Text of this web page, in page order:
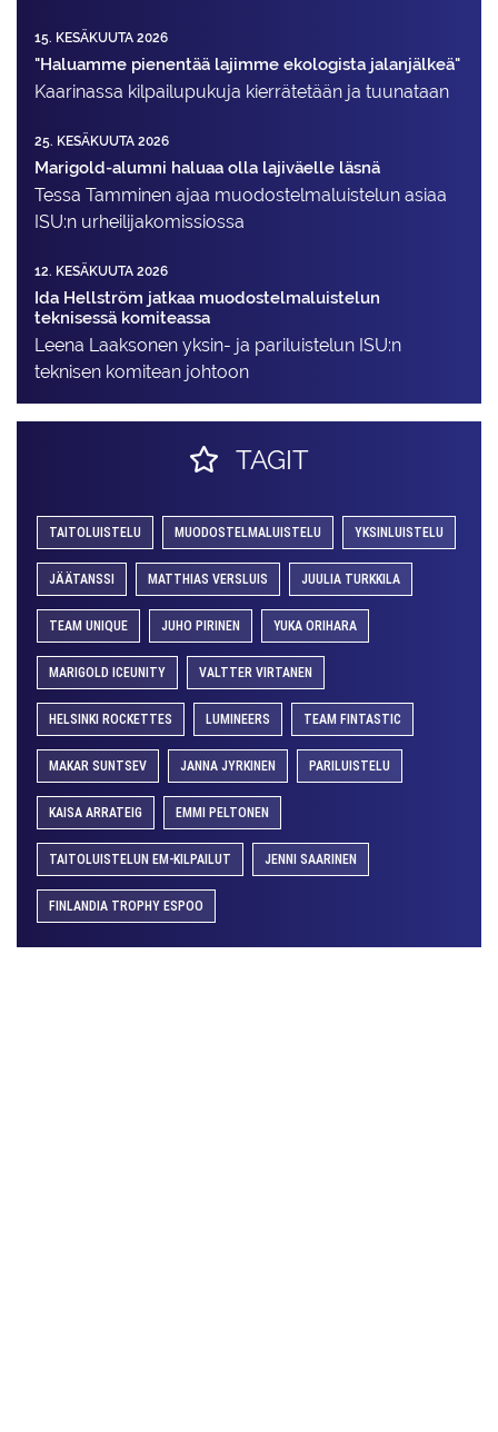
15. KESÄKUUTA 2026
"Haluamme pienentää lajimme ekologista jalanjälkeä"
Kaarinassa kilpailupukuja kierrätetään ja tuunataan
25. KESÄKUUTA 2026
Marigold-alumni haluaa olla lajiväelle läsnä
Tessa Tamminen ajaa muodostelma­luistelun asiaa
ISU:n urheilija­komissiossa
12. KESÄKUUTA 2026
Ida Hellström jatkaa muodostelmaluistelun
teknisessä komiteassa
Leena Laaksonen yksin- ja pariluistelun ISU:n
teknisen komitean johtoon
TAGIT
TAITOLUISTELU MUODOSTELMALUISTELU YKSINLUISTELU
JÄÄTANSSI MATTHIAS VERSLUIS JUULIA TURKKILA
TEAM UNIQUE JUHO PIRINEN YUKA ORIHARA
MARIGOLD ICEUNITY VALTTER VIRTANEN
HELSINKI ROCKETTES LUMINEERS TEAM FINTASTIC
MAKAR SUNTSEV JANNA JYRKINEN PARILUISTELU
KAISA ARRATEIG EMMI PELTONEN
TAITOLUISTELUN EM-KILPAILUT JENNI SAARINEN
FINLANDIA TROPHY ESPOO